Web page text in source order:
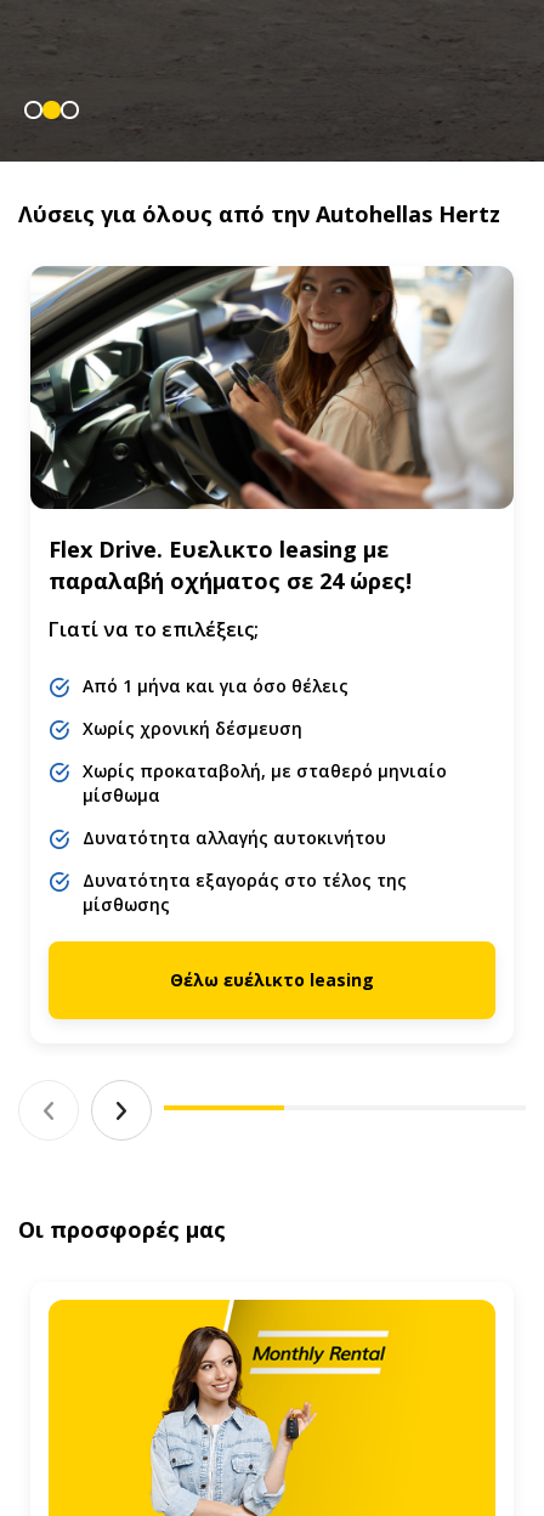
Λύσεις για όλους από την Autohellas Hertz
Flex Drive. Ευελικτο leasing με
παραλαβή οχήματος σε 24 ώρες!
Γιατί να το επιλέξεις;
Από 1 μήνα και για όσο θέλεις
Χωρίς χρονική δέσμευση
Χωρίς προκαταβολή, με σταθερό μηνιαίο
μίσθωμα
Δυνατότητα αλλαγής αυτοκινήτου
Δυνατότητα εξαγοράς στο τέλος της
μίσθωσης
Θέλω ευέλικτο leasing
Οι προσφορές μας